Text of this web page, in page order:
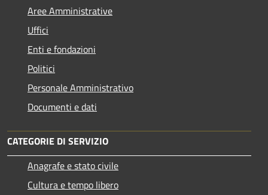
Aree Amministrative
Uffici
Enti e fondazioni
Politici
Personale Amministrativo
Documenti e dati
CATEGORIE DI SERVIZIO
Anagrafe e stato civile
Cultura e tempo libero